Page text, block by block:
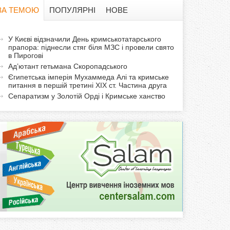
а
ф
о
р
м
ТЕМОЮ
ПОПУЛЯРНІ НОВЕ
У Києві відзначили День кримськотатарського
прапора: піднесли стяг біля МЗС і провели свято
в Пирогові
Ад’ютант гетьмана Скоропадського
Єгипетська імперія Мухаммеда Алі та кримське
питання в першій третині XIX ст. Частина друга
Сепаратизм у Золотій Орді і Кримське ханство